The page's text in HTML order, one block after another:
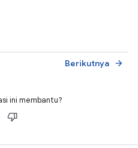
Berikutnya arrow_forward
ini membantu?